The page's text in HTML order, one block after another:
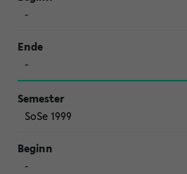
-
-
SoSe 1999
-